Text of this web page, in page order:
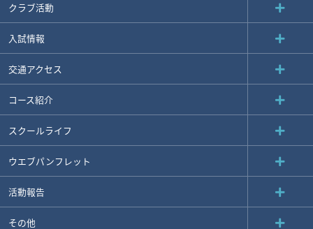
クラブ活動
入試情報
交通アクセス
コース紹介
スクールライフ
ウエブパンフレット
活動報告
その他